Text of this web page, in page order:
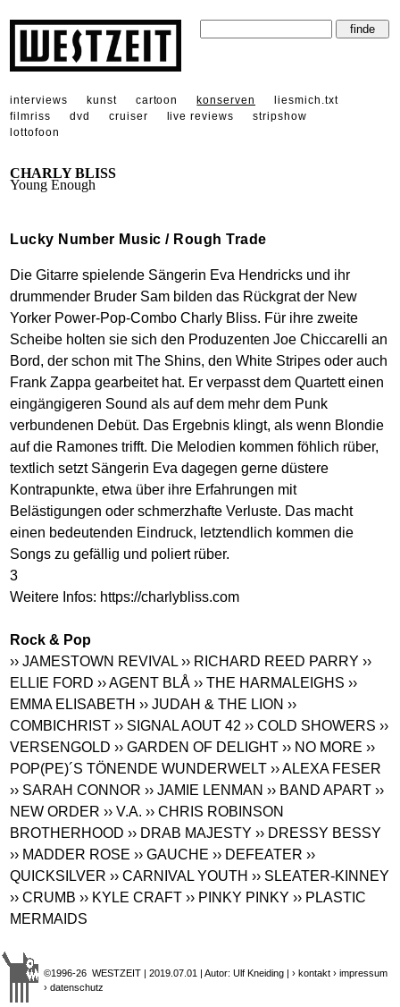
interviews kunst cartoon konserven
liesmich.txt
filmriss
dvd cruiser live reviews
stripshow
lottofoon
CHARLY BLISS
Young Enough
Lucky Number Music / Rough Trade
Die Gitarre spielende Sängerin Eva Hendricks und ihr
drummender Bruder Sam bilden das Rückgrat der New
Yorker Power-Pop-Combo Charly Bliss. Für ihre zweite
Scheibe holten sie sich den Produzenten Joe Chiccarelli an
Bord, der schon mit The Shins, den White Stripes oder auch
Frank Zappa gearbeitet hat. Er verpasst dem Quartett einen
eingängigeren Sound als auf dem mehr dem Punk
verbundenen Debüt. Das Ergebnis klingt, als wenn Blondie
auf die Ramones trifft. Die Melodien kommen föhlich rüber,
textlich setzt Sängerin Eva dagegen gerne düstere
Kontrapunkte, etwa über ihre Erfahrungen mit
Belästigungen oder schmerzhafte Verluste. Das macht
einen bedeutenden Eindruck, letztendlich kommen die
Songs zu gefällig und poliert rüber.
3
Weitere Infos: https://charlybliss.com
Rock & Pop
›› JAMESTOWN REVIVAL ›› RICHARD REED PARRY ››
ELLIE FORD ›› AGENT BLÅ ›› THE HARMALEIGHS ››
EMMA ELISABETH ›› JUDAH & THE LION ››
COMBICHRIST ›› SIGNAL AOUT 42 ›› COLD SHOWERS ››
VERSENGOLD ›› GARDEN OF DELIGHT ›› NO MORE ››
POP(PE)´S TÖNENDE WUNDERWELT ›› ALEXA FESER
›› SARAH CONNOR ›› JAMIE LENMAN ›› BAND APART ››
NEW ORDER ›› V.A. ›› CHRIS ROBINSON
BROTHERHOOD ›› DRAB MAJESTY ›› DRESSY BESSY
›› MADDER ROSE ›› GAUCHE ›› DEFEATER ››
QUICKSILVER ›› CARNIVAL YOUTH ›› SLEATER-KINNEY
›› CRUMB ›› KYLE CRAFT ›› PINKY PINKY ›› PLASTIC
MERMAIDS
©1996-26 WESTZEIT | 2019.07.01 | Autor: Ulf Kneiding |› kontakt › impressum
› datenschutz